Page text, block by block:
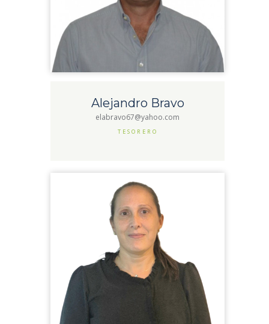
Alejandro Bravo
elabravo67@yahoo.com
TESORERO